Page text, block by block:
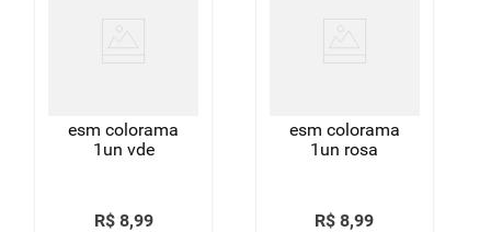
esm colorama
1un vde
R$ 8,99
esm colorama
1un rosa
R$ 8,99